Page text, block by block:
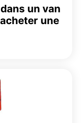
un van
une